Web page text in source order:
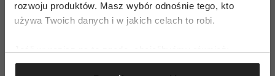
rozwoju produktów. Masz wybór odnośnie tego, kto
używa Twoich danych i w jakich celach to robi.
Gromadzić dane dotyczące Twojej lokalizacji